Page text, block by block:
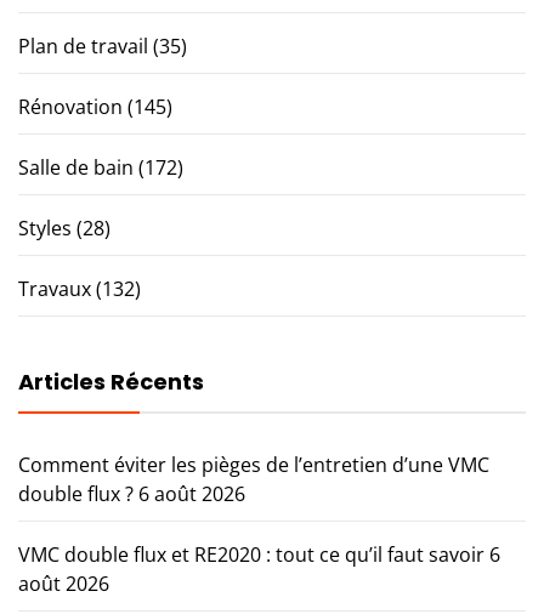
Plan de travail (35)
Rénovation (145)
Salle de bain (172)
Styles (28)
Travaux(132)
Articles Récents
Comment éviter les pièges de l’entretien d’une VMC
double flux ? 6 août 2026
VMC double flux et RE2020 : tout ce qu’il faut savoir 6
août 2026